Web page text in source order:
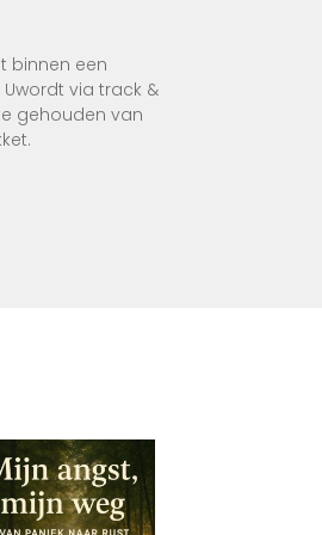
binnen een
via track &
gehouden van